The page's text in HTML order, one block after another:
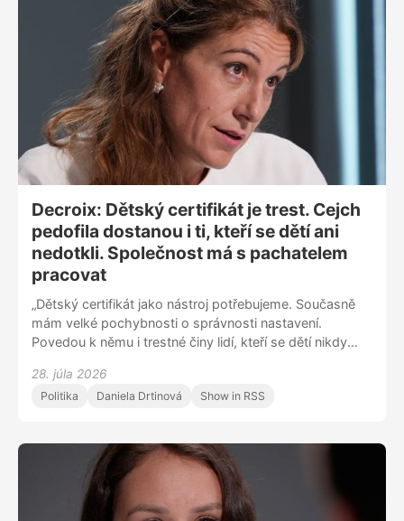
Ukrajinu podpořit jinak než na frontě.”
Decroix: Dětský certifikát je trest. Cejch
pedofila dostanou i ti, kteří se dětí ani
nedotkli. Společnost má s pachatelem
pracovat
„Dětský certifikát jako nástroj potřebujeme. Současně
mám velké pochybnosti o správnosti nastavení.
Povedou k němu i trestné činy lidí, kteří se dětí nikdy
někomu trest sto let – a dětský certifikát je trest – a
zároveň nedáme žádnou možnost nápravy, tak se
certifikát diskvalifikační i pro řízení trolejbusu,“ říká
bývalá ministryně spravedlnosti Eva Decroix (ODS).
„Velmi mě mrzí, že se diskuse vždycky stočí k tomu,
kdo hájí práva pedofilů a kdo hájí práva dětí.
28. júla 2026
Politika Daniela Drtinová Show in RSS